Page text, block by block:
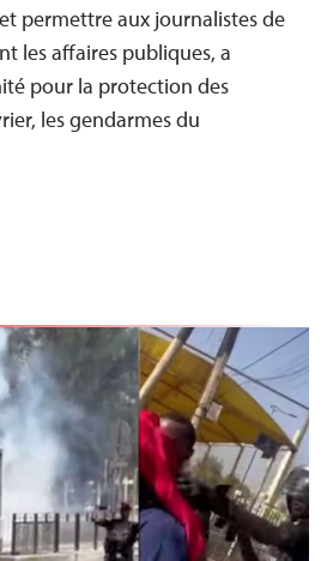
permettre aux journalistes de
les affaires publiques, a
pour la protection des
les gendarmes du